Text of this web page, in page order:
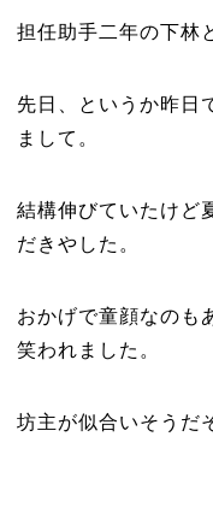
担任助手二年の下林
先日、というか昨日
まして。
結構伸びていたけど
だきやした。
おかげで童顔なのも
笑われました。
坊主が似合いそうだ